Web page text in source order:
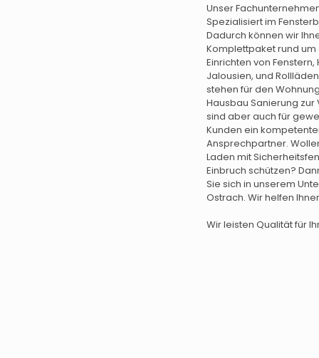
Unser
Spezialisiert im
Dadurch können wir
Komplettpaket rund um
Einrichten von Fenstern,
Jalousien, und
stehen für den
Hausbau Sanierung zur
sind aber auch für
Kunden ein
Ansprechpartner.
Laden mit
Einbruch schützen?
Sie sich in unserem
Ostrach. Wir helfen
Wir leisten Qualität für